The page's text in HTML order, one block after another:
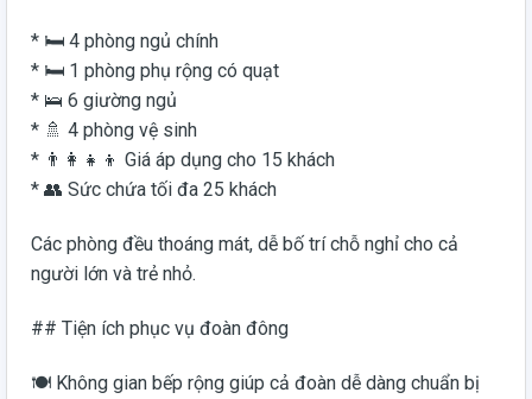
* 🛏️ 4 phòng ngủ chính
* 🛏️ 1 phòng phụ rộng có quạt
* 🛌 6 giường ngủ
* 🚿 4 phòng vệ sinh
* 👨‍👩‍👧‍👦 Giá áp dụng cho 15 khách
* 👥 Sức chứa tối đa 25 khách
Các phòng đều thoáng mát, dễ bố trí chỗ nghỉ cho cả
người lớn và trẻ nhỏ.
## Tiện ích phục vụ đoàn đông
🍽️ Không gian bếp rộng giúp cả đoàn dễ dàng chuẩn bị